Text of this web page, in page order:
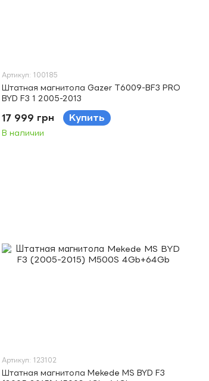
Артикул: 100185
Штатная магнитола Gazer T6009-BF3 PRO
BYD F3 1 2005-2013
17 999 грн Купить
В наличии
Артикул: 123102
Штатная магнитола Mekede MS BYD F3